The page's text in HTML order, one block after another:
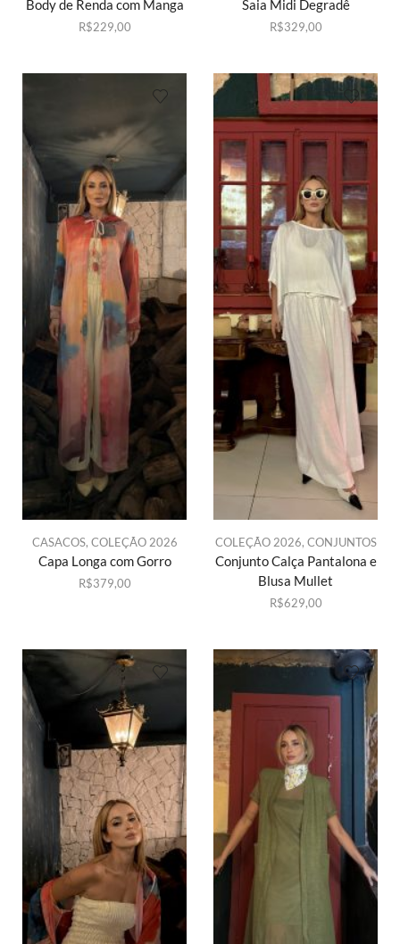
Body de Renda com Manga
R$229,00
Saia Midi Degradê
R$329,00
CASACOS, COLEÇÃO 2026
Capa Longa com Gorro
R$379,00
COLEÇÃO 2026, CONJUNTOS
Conjunto Calça Pantalona e
Blusa Mullet
R$629,00